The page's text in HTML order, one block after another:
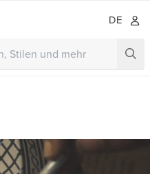
DE